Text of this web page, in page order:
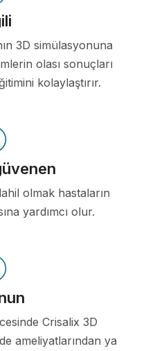
3D simülasyonuna
olası sonuçları
kolaylaştırır.
olmak hastaların
yardımcı olur.
Crisalix 3D
ameliyatlarından ya